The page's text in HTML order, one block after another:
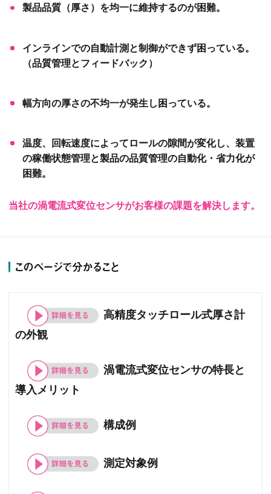
製品品質（厚さ）を均一に維持するのが困難。
インラインでの自動計測と制御ができず困っている。
（品質管理とフィードバック）
幅方向の厚さの不均一が発生し困っている。
温度、回転速度によってロールの隙間が変化し、装置
の稼働状態管理と製品の品質管理の自動化・省力化が
困難。
当社の渦電流式変位センサがお客様の課題を解決します。
このページで分かること
高精度タッチロール式厚さ計
の外観
渦電流式変位センサの特長と
導入メリット
構成例
測定対象例